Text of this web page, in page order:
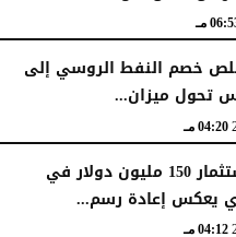
مـ
خصم النفط الروسي إلى
تحول ميزان...
04:20 مـ
سامر شقير: استثمار 150 مليون دولار في
يعكس إعادة رسم...
04:12 مـ